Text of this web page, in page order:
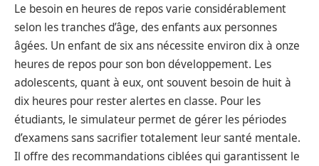
Le besoin en heures de repos varie considérablement
selon les tranches d’âge, des enfants aux personnes
âgées. Un enfant de six ans nécessite environ dix à onze
heures de repos pour son bon développement. Les
adolescents, quant à eux, ont souvent besoin de huit à
dix heures pour rester alertes en classe. Pour les
étudiants, le simulateur permet de gérer les périodes
d’examens sans sacrifier totalement leur santé mentale.
Il offre des recommandations ciblées qui garantissent le